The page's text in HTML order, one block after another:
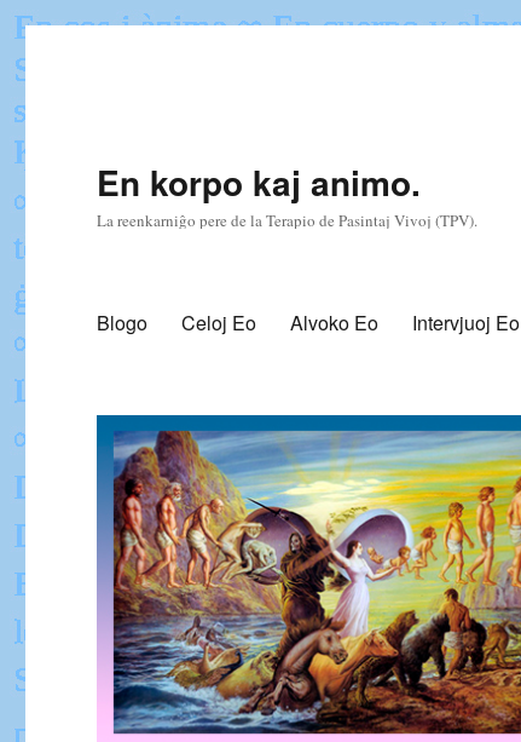
En korpo kaj animo.
La reenkarniĝo pere de la Terapio de Pasintaj Vivoj (TPV).
Blogo Celoj Eo Alvoko Eo Intervjuoj Eo